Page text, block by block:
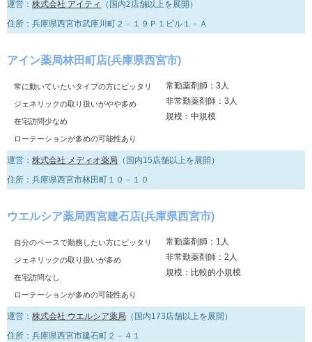
運営： 株式会社 アイティ
（国内2店舗以上を展開）
住所：兵庫県西宮市武庫川町２－１９Ｐ１ビル１－Ａ
アイン薬局林田町店(兵庫県西宮市)
常に動いていたいタイプの方にピッタリ
ジェネリックの取り扱いがやや多め
在宅訪問少なめ
ローテーションが多めの可能性あり
常勤薬剤師：3人
非常勤薬剤師：3人
規模：中規模
運営： 株式会社 メディオ薬局 （国内15店舗以上を展開）
住所：兵庫県西宮市林田町１０－１０
ウエルシア薬局西宮建石店(兵庫県西宮市)
自分のペースで勤務したい方にピッタリ
ジェネリックの取り扱いが多め
在宅訪問なし
ローテーションが多めの可能性あり
常勤薬剤師：1人
非常勤薬剤師：2人
規模：比較的小規模
運営： 株式会社 ウエルシア薬局 （国内173店舗以上を展開）
住所：兵庫県西宮市建石町２－４１